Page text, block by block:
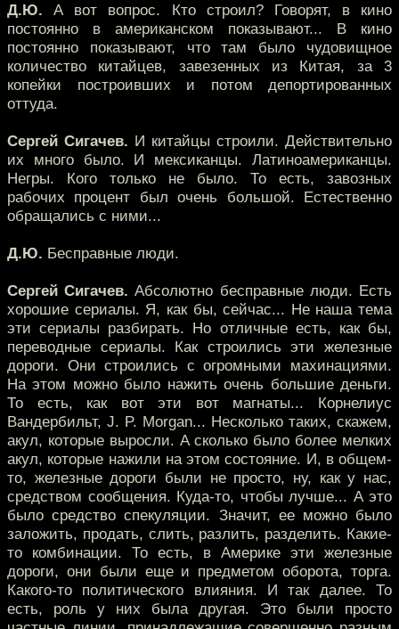
Д.Ю. А вот вопрос. Кто строил? Говорят, в кино
постоянно в американском показывают... В кино
постоянно показывают, что там было чудовищное
количество китайцев, завезенных из Китая, за 3
копейки построивших и потом депортированных
оттуда.
Сергей Сигачев. И китайцы строили. Действительно
их много было. И мексиканцы. Латиноамериканцы.
Негры. Кого только не было. То есть, завозных
рабочих процент был очень большой. Естественно
обращались с ними...
Д.Ю. Бесправные люди.
Сергей Сигачев. Абсолютно бесправные люди. Есть
хорошие сериалы. Я, как бы, сейчас... Не наша тема
эти сериалы разбирать. Но отличные есть, как бы,
переводные сериалы. Как строились эти железные
дороги. Они строились с огромными махинациями.
На этом можно было нажить очень большие деньги.
То есть, как вот эти вот магнаты... Корнелиус
Вандербильт, J. P. Morgan... Несколько таких, скажем,
акул, которые выросли. А сколько было более мелких
акул, которые нажили на этом состояние. И, в общем-
то, железные дороги были не просто, ну, как у нас,
средством сообщения. Куда-то, чтобы лучше... А это
было средство спекуляции. Значит, ее можно было
заложить, продать, слить, разлить, разделить. Какие-
то комбинации. То есть, в Америке эти железные
дороги, они были еще и предметом оборота, торга.
Какого-то политического влияния. И так далее. То
есть, роль у них была другая. Это были просто